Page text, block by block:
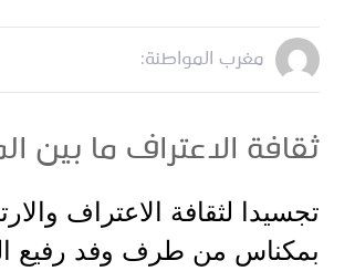
مغرب المواطنة:
ثقافة الاعتراف ما بين
تجسيدا لثقافة الاعتراف
بمكناس من طرف وفد رفيع